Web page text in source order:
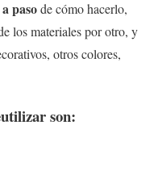
pasode cómo hacerlo,
los materiales por otro, y
otros colores,
son: